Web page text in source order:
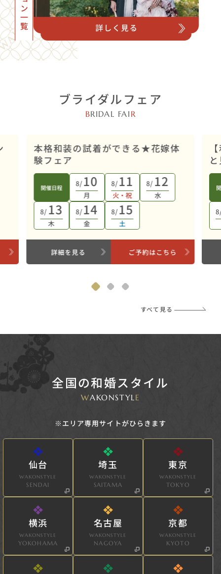
ブライダルフェア
BRIDAL FAI R
本格和装の試着ができる★花嫁体
験フェア
開催日程 8/10
月
8/11
火・祝
8/ 12
水
8/ 13
木
8/14
金
8/15
土
詳細を見る ご予約はこちら
すべて見る
全国の和婚スタイル
WAKONSTYLE
※エリア専用サイトがひらきます
仙台
WAKONSTYLE
SENDAI
埼玉
WAKONSTYLE
SAITAMA
東京
WAKONSTYLE
TOKYO
横浜
WAKONSTYLE
YOKOHAMA
名古屋
WAKONSTYLE
NAGOYA
京都
WAKONSTYLE
KYOTO